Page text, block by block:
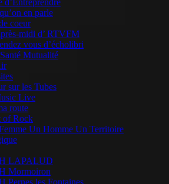
d’Entreprendre
en parle
coeur
midi d’ RTVFM
vous d’écholibri
Mutualité
sur les Tubes
Live
route
of Rock
Un Homme Un Territoire
LAPALUD
Mormoiron